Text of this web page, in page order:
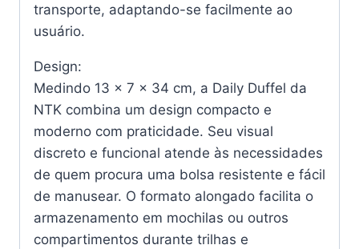
transporte, adaptando-se facilmente ao
usuário.
Design:
Medindo 13 x 7 x 34 cm, a Daily Duffel da
NTK combina um design compacto e
moderno com praticidade. Seu visual
discreto e funcional atende às necessidades
de quem procura uma bolsa resistente e fácil
de manusear. O formato alongado facilita o
armazenamento em mochilas ou outros
compartimentos durante trilhas e